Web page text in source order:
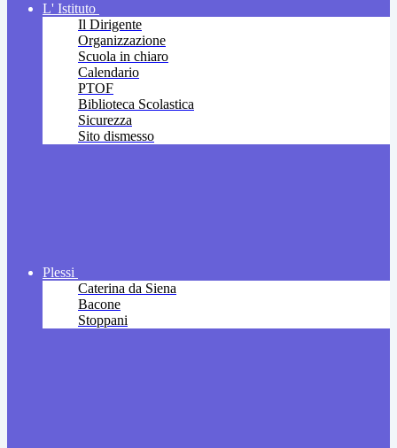
L' Istituto
Il Dirigente
Organizzazione
Scuola in chiaro
Calendario
PTOF
Biblioteca Scolastica
Sicurezza
Sito dismesso
Plessi
Caterina da Siena
Bacone
Stoppani